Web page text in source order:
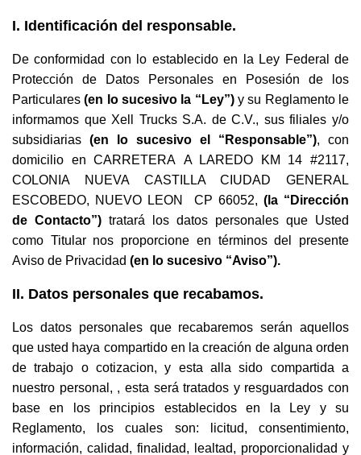
I. Identificación del responsable.
De conformidad con lo establecido en la Ley Federal de
Protección de Datos Personales en Posesión de los
Particulares(en lo sucesivo la “Ley”)y su Reglamento le
informamos que Xell Trucks S.A. de C.V., sus filiales y/o
subsidiarias (en lo sucesivo el “Responsable”), con
domicilio en CARRETERA A LAREDO KM 14 #2117,
COLONIA NUEVA CASTILLA CIUDAD GENERAL
ESCOBEDO, NUEVO LEON CP 66052, (la “Dirección
de Contacto”) tratará los datos personales que Usted
como Titular nos proporcione en términos del presente
Aviso de Privacidad (en lo sucesivo “Aviso”).
II. Datos personales que recabamos.
Los datos personales que recabaremos serán aquellos
que usted haya compartido en la creación de alguna orden
de trabajo o cotizacion, y esta alla sido compartida a
nuestro personal, , esta será tratados y resguardados con
base en los principios establecidos en la Ley y su
Reglamento, los cuales son: licitud, consentimiento,
información, calidad, finalidad, lealtad, proporcionalidad y